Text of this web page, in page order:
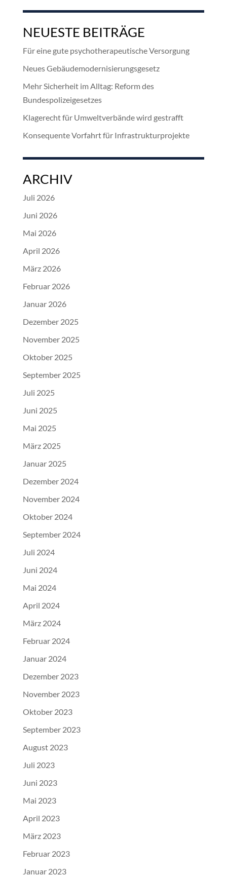
NEUESTE BEITRÄGE
Für eine gute psychotherapeutische Versorgung
Neues Gebäudemodernisierungsgesetz
Mehr Sicherheit im Alltag: Reform des
Bundespolizeigesetzes
Klagerecht für Umweltverbände wird gestrafft
Konsequente Vorfahrt für Infrastrukturprojekte
ARCHIV
Juli 2026
Juni 2026
Mai 2026
April 2026
März 2026
Februar 2026
Januar 2026
Dezember 2025
November 2025
Oktober 2025
September 2025
Juli 2025
Juni 2025
Mai 2025
März 2025
Januar 2025
Dezember 2024
November 2024
Oktober 2024
September 2024
Juli 2024
Juni 2024
Mai 2024
April 2024
März 2024
Februar 2024
Januar 2024
Dezember 2023
November 2023
Oktober 2023
September 2023
August 2023
Juli 2023
Juni 2023
Mai 2023
April 2023
März 2023
Februar 2023
Januar 2023